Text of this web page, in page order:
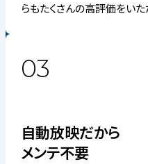
らもたくさんの高評価をいた
03
自動放映だから
メンテ不要